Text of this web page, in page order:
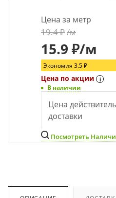
Цена за метр
19.4₽/м
15.9 ₽/м
Экономия 3.5₽
Цена по акции i
В наличии
Цена
доставки
Посмотреть